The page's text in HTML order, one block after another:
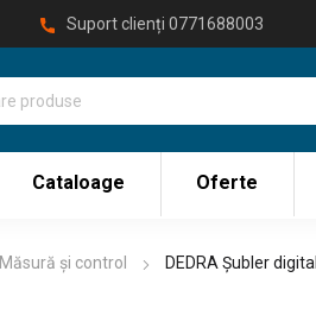
Suport clienți 0771688003
Cataloage Oferte
Măsură și control DEDRA Șubler digital